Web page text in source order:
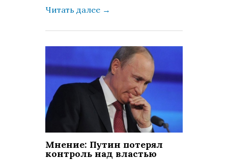
Читать далее →
Мнение: Путин потерял
контроль над властью